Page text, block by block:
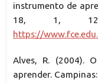
instrumento de
18, 1, 121-
https://
Alves, R. (2004).
aprender.